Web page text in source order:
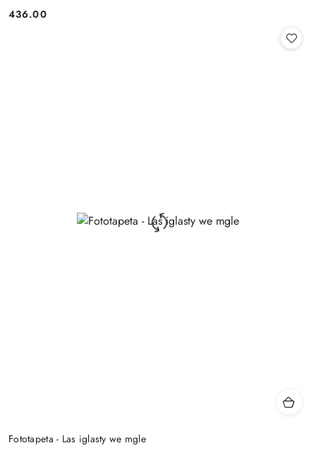
Cena:
436.00
Fototapeta - Las iglasty we mgle